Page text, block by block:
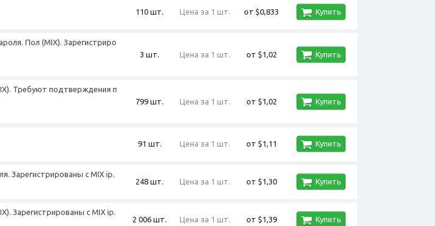
110 шт. Цена за 1 шт. от $0,833 Купить
Пол (MIX). Зарегистриро
3 шт. Цена за 1 шт. от $1,02 Купить
Требуют подтверждения п
799 шт. Цена за 1 шт. от $1,02 Купить
91 шт. Цена за 1 шт. от $1,11 Купить
Зарегистрированы с MIX ip.
248 шт. Цена за 1 шт. от $1,30 Купить
Зарегистрированы с MIX ip.
2 006 шт. Цена за 1 шт. от $1,39 Купить